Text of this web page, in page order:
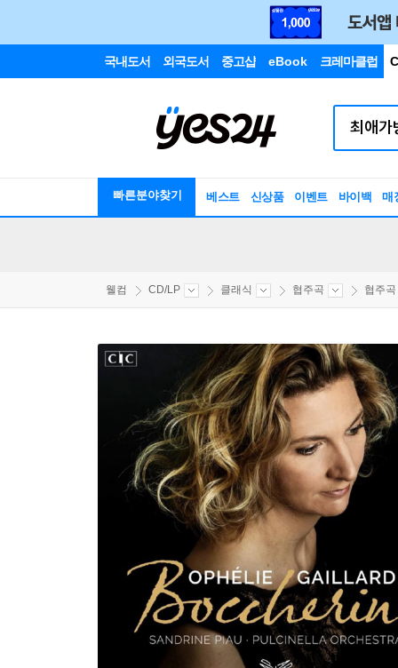
국내도서 외국도서 중고샵 eBook 크레마클럽
빠른분야찾기 베스트 신상품 이벤트 바이백 매
웰컴 CD/LP 클래식 협주곡 협주